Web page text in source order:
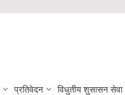
प्रतिवेदन विधुतीय शुसासन सेवा